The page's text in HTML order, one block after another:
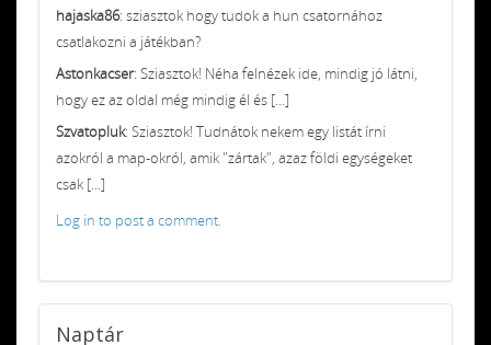
hajaska86: sziasztok hogy tudok a hun csatornához
csatlakozni a játékban?
Astonkacser: Sziasztok! Néha felnézek ide, mindig jó látni,
hogy ez az oldal még mindig él és [...]
Szvatopluk: Sziasztok! Tudnátok nekem egy listát írni
azokról a map-okról, amik "zártak", azaz földi egységeket
csak [...]
Log in to post a comment.
Naptár